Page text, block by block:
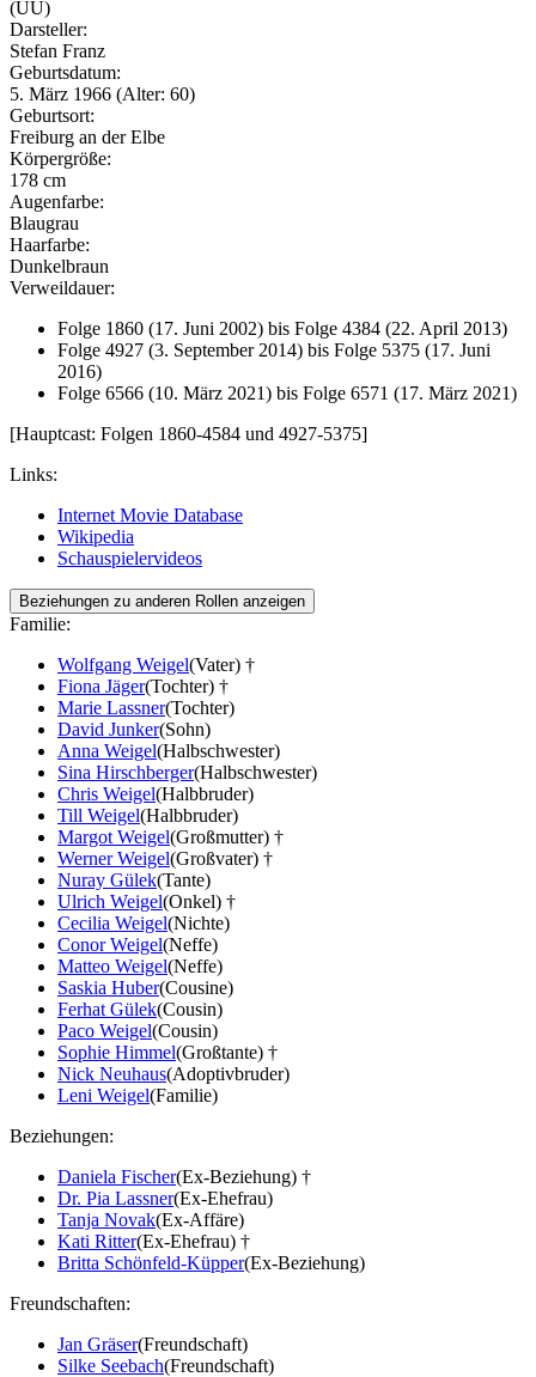
Darsteller:
Stefan Franz
Geburtsdatum:
5. März 1966 (Alter: 60)
Geburtsort:
Freiburg an der Elbe
Körpergröße:
178 cm
Augenfarbe:
Blaugrau
Haarfarbe:
Dunkelbraun
Verweildauer:
Folge 1860 (17. Juni 2002) bis Folge 4384 (22. April 2013)
Folge 4927 (3. September 2014) bis Folge 5375 (17. Juni
2016)
Folge 6566 (10. März 2021) bis Folge 6571 (17. März 2021)
[Hauptcast: Folgen 1860-4584 und 4927-5375]
Links:
Internet Movie Database
Wikipedia
Schauspielervideos
Beziehungen zu anderen Rollen anzeigen
Familie:
Wolfgang Weigel(Vater) †
Fiona Jäger(Tochter) †
Marie Lassner(Tochter)
David Junker(Sohn)
Anna Weigel(Halbschwester)
Sina Hirschberger(Halbschwester)
Chris Weigel(Halbbruder)
Till Weigel(Halbbruder)
Margot Weigel(Großmutter) †
Werner Weigel(Großvater) †
Nuray Gülek(Tante)
Ulrich Weigel(Onkel) †
Cecilia Weigel(Nichte)
Conor Weigel(Neffe)
Matteo Weigel(Neffe)
Saskia Huber(Cousine)
Ferhat Gülek(Cousin)
Paco Weigel(Cousin)
Sophie Himmel(Großtante) †
Nick Neuhaus(Adoptivbruder)
Leni Weigel(Familie)
Beziehungen:
Daniela Fischer(Ex-Beziehung) †
Dr. Pia Lassner(Ex-Ehefrau)
Tanja Novak(Ex-Affäre)
Kati Ritter(Ex-Ehefrau) †
Britta Schönfeld-Küpper(Ex-Beziehung)
Freundschaften:
Jan Gräser(Freundschaft)
Silke Seebach(Freundschaft)